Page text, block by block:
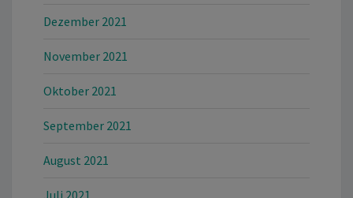
Dezember 2021
November 2021
Oktober 2021
September 2021
August 2021
Juli 2021